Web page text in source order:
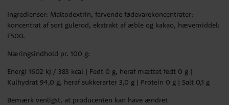
Ingredienser: Maltodextrin, farvende fødevarekoncentrater:
koncentrat af sort gulerod, ekstrakt af æble og kakao, hævemiddel:
E500.
Næringsindhold pr. 100 g:
Energi 1602 kJ / 383 kcal | Fedt 0 g, heraf mættet fedt 0 g |
Kulhydrat 94,0 g, heraf sukkerarter 3,0 g | Protein 0 g | Salt 0,1 g
Bemærk venligst, at producenten kan have ændret